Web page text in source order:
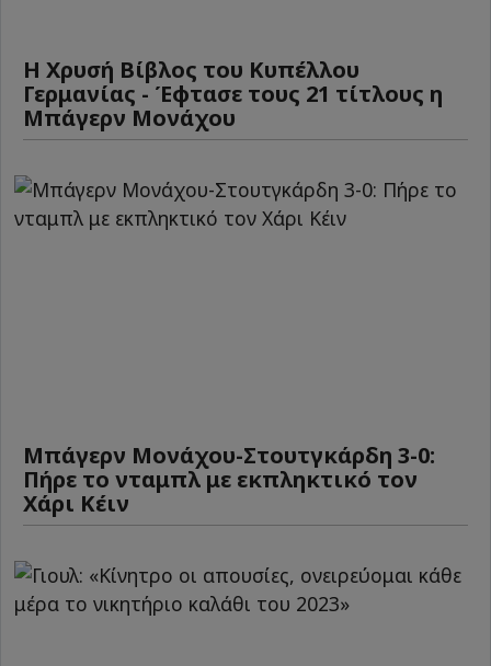
Η Χρυσή Βίβλος του Κυπέλλου
Γερμανίας - Έφτασε τους 21 τίτλους η
Μπάγερν Μονάχου
Μπάγερν Μονάχου-Στουτγκάρδη 3-0:
Πήρε το νταμπλ με εκπληκτικό τον
Χάρι Κέιν